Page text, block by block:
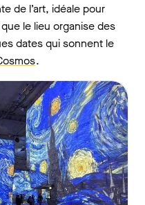
de l’art, idéale pour
le lieu organise des
dates qui sonnent le
.